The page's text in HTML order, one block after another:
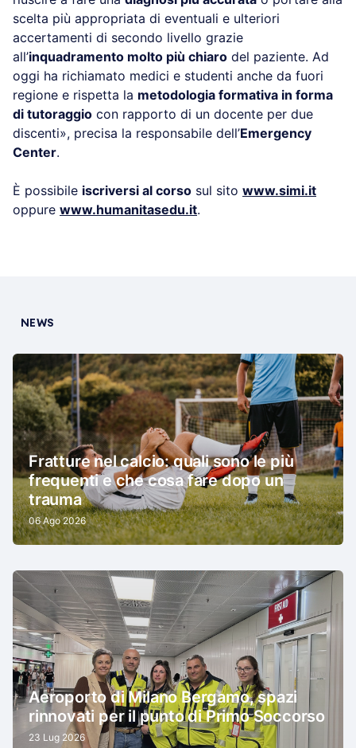
scelta più appropriata di eventuali e ulteriori
accertamenti di secondo livello grazie
all’inquadramento molto più chiaro del paziente. Ad
oggi ha richiamato medici e studenti anche da fuori
regione e rispetta la metodologia formativa in forma
di tutoraggio con rapporto di un docente per due
discenti», precisa la responsabile dell’Emergency
Center.
È possibile iscriversi al corso sul sito www.simi.it
oppure www.humanitasedu.it.
NEWS
Fratture nel calcio: quali sono le più
frequenti e che cosa fare dopo un
trauma
06 Ago 2026
Aeroporto di Milano Bergamo, spazi
rinnovati per il punto di Primo Soccorso
23 Lug 2026